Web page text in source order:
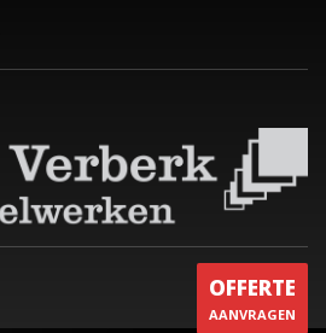
OFFERTE
AANVRAGEN